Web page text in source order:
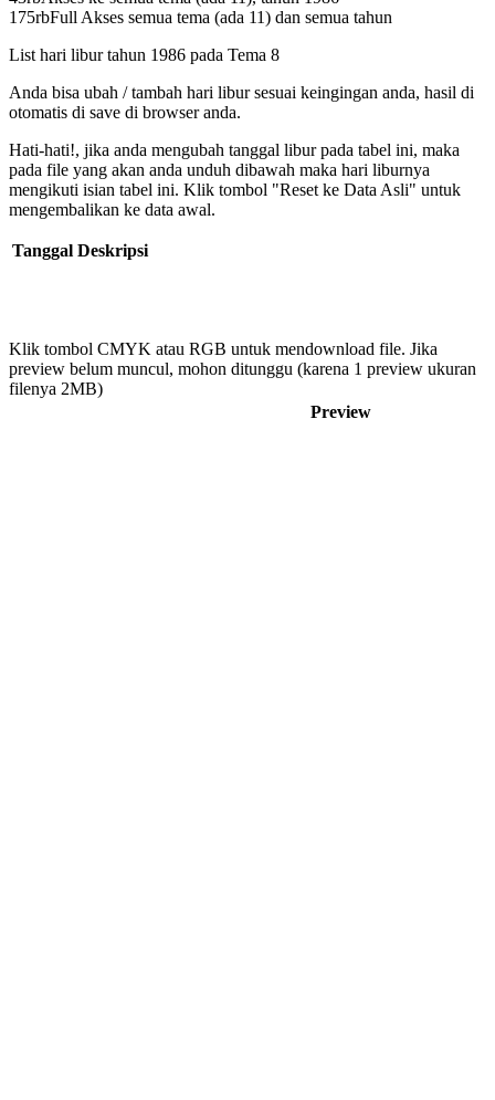
175rbFull Akses semua tema (ada 11) dan semua tahun
List hari libur tahun 1986 pada Tema 8
Anda bisa ubah / tambah hari libur sesuai keingingan anda, hasil di
otomatis di save di browser anda.
Hati-hati!, jika anda mengubah tanggal libur pada tabel ini, maka
pada file yang akan anda unduh dibawah maka hari liburnya
mengikuti isian tabel ini. Klik tombol "Reset ke Data Asli" untuk
mengembalikan ke data awal.
Tanggal Deskripsi
Klik tombol CMYK atau RGB untuk mendownload file. Jika
preview belum muncul, mohon ditunggu (karena 1 preview ukuran
filenya 2MB)
Preview